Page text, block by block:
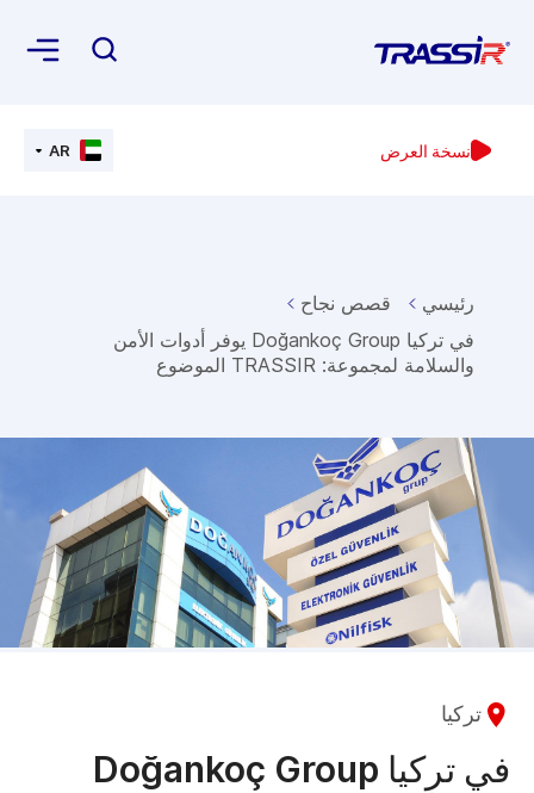
نسخة العرض AR
رئيسي
قصص نجاح
في تركيا Doğankoç Group يوفر أدوات الأمن
والسلامة لمجموعة: TRASSIR الموضوع
تركيا
في تركيا Doğankoç Group